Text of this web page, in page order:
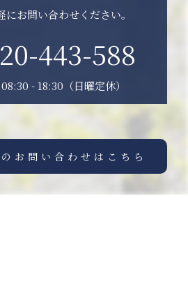
にお問い合わせください。
443-588
- 18:30（日曜定休）
お問い合わせはこちら